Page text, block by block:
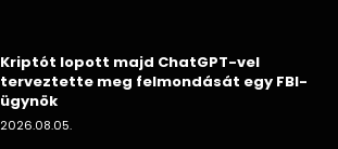
Kriptót lopott majd ChatGPT-vel
terveztette meg felmondását egy FBI-
ügynök
2026.08.05.